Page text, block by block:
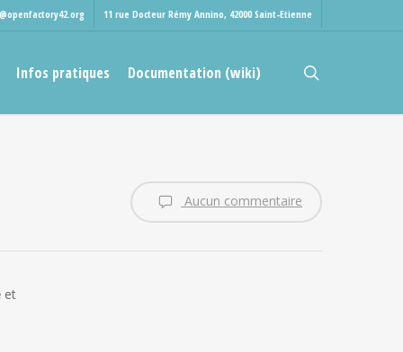
11 rue Docteur Rémy Annino, 42000 Saint-Etienne
Infos pratiques Documentation (wiki)
Aucun commentaire
et